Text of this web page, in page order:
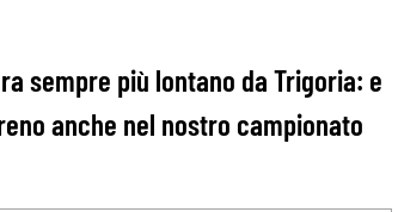
sempre più lontano da Trigoria: e
anche nel nostro campionato